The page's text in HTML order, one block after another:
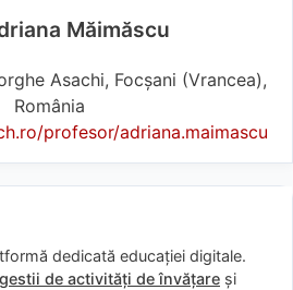
Măimăscu
Asachi, Focșani (Vrancea),
România
profesor/adriana.maimascu
dedicată educației digitale.
de activități de învățare și